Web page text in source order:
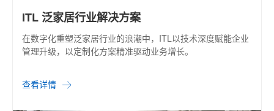
ITL 泛家居行业解决方案
在数字化重塑泛家居行业的浪潮中，ITL以技术深度赋能企业
管理升级，以定制化方案精准驱动业务增长。
查看详情